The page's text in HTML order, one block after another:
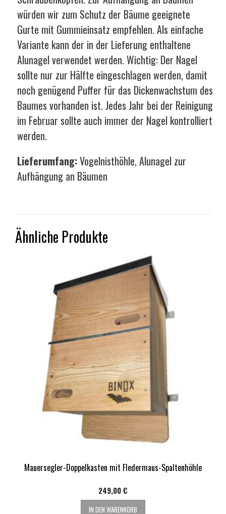
würden wir zum Schutz der Bäume geeignete
Gurte mit Gummieinsatz empfehlen. Als einfache
Variante kann der in der Lieferung enthaltene
Alunagel verwendet werden. Wichtig: Der Nagel
sollte nur zur Hälfte eingeschlagen werden, damit
noch genügend Puffer für das Dickenwachstum des
Baumes vorhanden ist. Jedes Jahr bei der Reinigung
im Februar sollte auch immer der Nagel kontrolliert
werden.
Lieferumfang:Vogelnisthöhle, Alunagel zur
Aufhängung an Bäumen
Ähnliche Produkte
Mauersegler-Doppelkasten mit Fledermaus-Spaltenhöhle
249,00€
IN DEN WARENKORB